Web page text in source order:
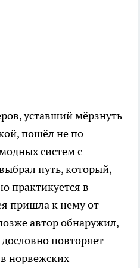
уставший мёрзнуть
пошёл не по
систем с
путь, который,
практикуется в
пришла к нему от
автор обнаружил,
повторяет
норвежских